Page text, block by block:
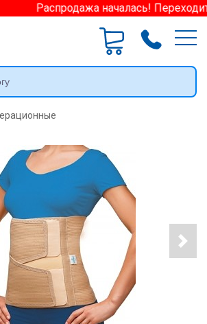
Распродажа началась!